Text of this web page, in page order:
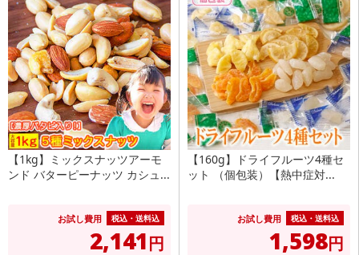
【1kg】ミックスナッツアーモ
ンド バターピーナッツ カシュ...
お試し費用 税込・送料込
2,141円
【160g】ドライフルーツ4種セ
ット （個包装）【熱中症対...
お試し費用 税込・送料込
1,598円